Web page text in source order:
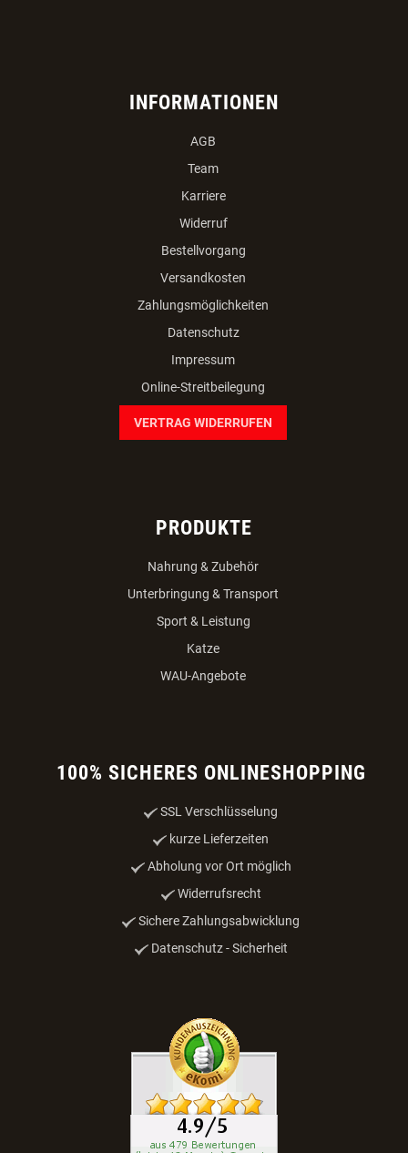
INFORMATIONEN
AGB
Team
Karriere
Widerruf
Bestellvorgang
Versandkosten
Zahlungsmöglichkeiten
Datenschutz
Impressum
Online-Streitbeilegung
VERTRAG WIDERRUFEN
PRODUKTE
Nahrung & Zubehör
Unterbringung & Transport
Sport & Leistung
Katze
WAU-Angebote
100% SICHERES ONLINESHOPPING
SSL Verschlüsselung
kurze Lieferzeiten
Abholung vor Ort möglich
Widerrufsrecht
Sichere Zahlungsabwicklung
Datenschutz - Sicherheit